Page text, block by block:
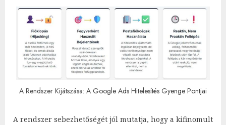
A Rendszer Kijátszása: A Google Ads Hitelesítés Gyenge Pontjai
A rendszer sebezhetőségét jól mutatja, hogy a kifinomult